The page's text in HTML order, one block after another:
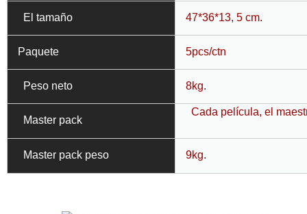
El tamaño 47*36*13, 5 cm.
Paquete 5pcs/ctn
Peso neto 8kg.
Master pack
Cada película, el
Master pack peso 9kg.